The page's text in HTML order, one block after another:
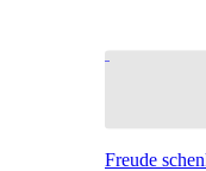
Freude